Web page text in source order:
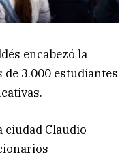
encabezó la
3.000 estudiantes
ciudad Claudio